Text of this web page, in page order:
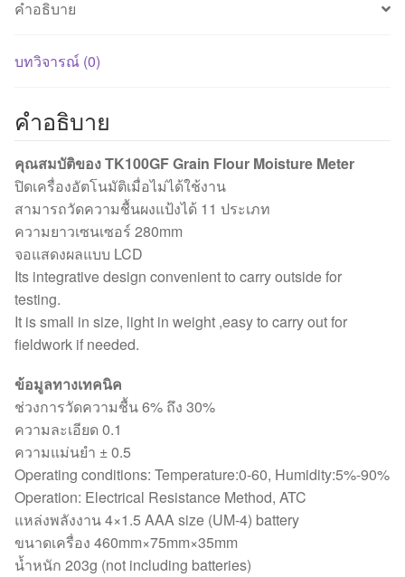
คำอธิบาย
บทวิจารณ์ (0)
คำอธิบาย
คุณสมบัติของ TK100GF Grain Flour Moisture Meter
ปิดเครื่องอัตโนมัติเมื่อไม่ได้ใช้งาน
สามารถวัดความชื้นผงแป้งได้ 11 ประเภท
ความยาวเซนเซอร์ 280mm
จอแสดงผลแบบ LCD
Its integrative design convenient to carry outside for
testing.
It is small in size, light in weight ,easy to carry out for
fieldwork if needed.
ข้อมูลทางเทคนิค
ช่วงการวัดความชื้น 6% ถึง 30%
ความละเอียด 0.1
ความแม่นยำ ± 0.5
Operating conditions: Temperature:0-60, Humidity:5%-90%
Operation: Electrical Resistance Method, ATC
แหล่งพลังงาน 4×1.5 AAA size (UM-4) battery
ขนาดเครื่อง 460mm×75mm×35mm
น้ำหนัก 203g (not including batteries)